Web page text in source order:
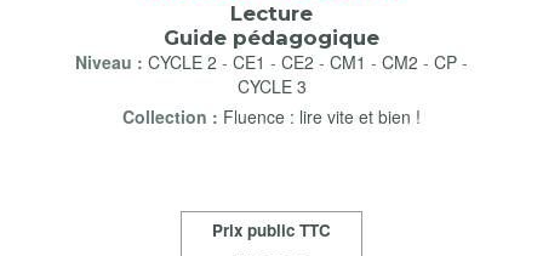
Lecture
Guide pédagogique
Niveau : CYCLE 2 - CE1 - CE2 - CM1 - CM2 - CP -
CYCLE 3
Collection : Fluence : lire vite et bien !
Prix public TTC